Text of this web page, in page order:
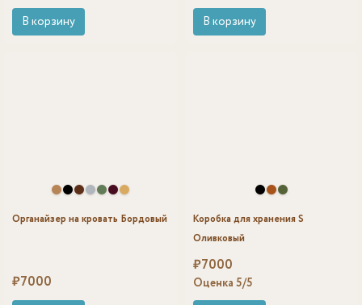
В корзину
В корзину
Органайзер на кровать Бордовый
₽7000
Коробка для хранения S
Оливковый
₽7000
Оценка 5/5